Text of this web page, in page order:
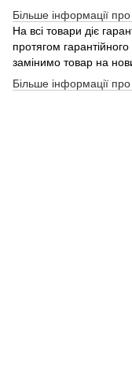
Більше інформації
На всі товари діє
протягом
замінимо товар на
Більше інформації про